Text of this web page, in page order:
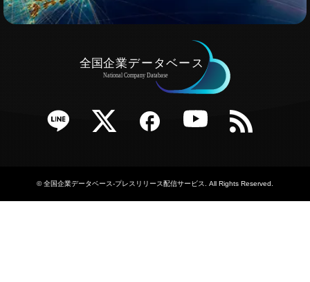
Twitter Facebook YouTube RSS
©全国企業データベース-プレスリリース配信サービス . All Rights Reserved.